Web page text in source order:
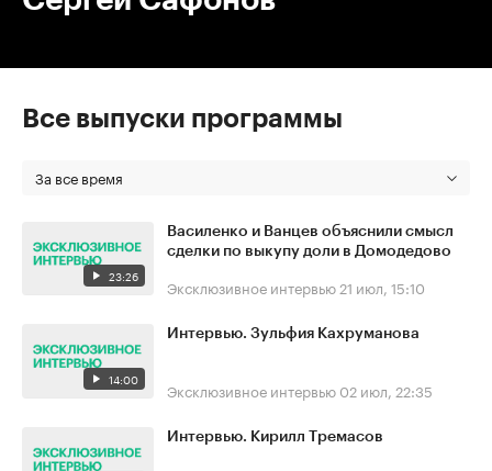
Все выпуски программы
За все время
23:26
Василенко и Ванцев объяснили смысл
сделки по выкупу доли в Домодедово
Эксклюзивное интервью 21 июл, 15:10
14:00
Интервью. Зульфия Кахруманова
Эксклюзивное интервью 02 июл, 22:35
Интервью. Кирилл Тремасов